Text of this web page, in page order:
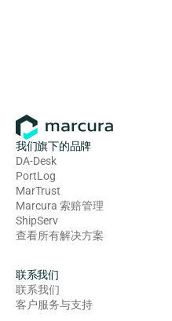
我们旗下的品牌
DA-Desk
PortLog
MarTrust
Marcura 索赔管理
ShipServ
查看所有解决方案
联系我们
联系我们
客户服务与支持